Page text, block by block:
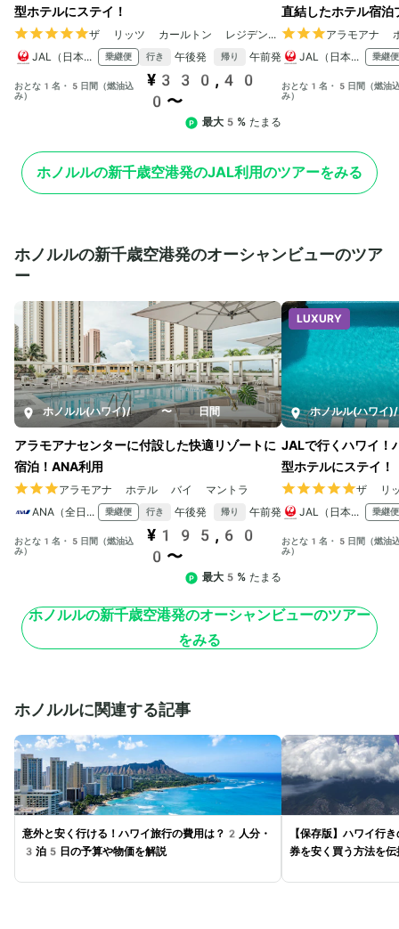
型ホテルにステイ！
ザ リッツ カールトン レジデンス ワイキキビーチ
JAL（日本航空）
乗継便 行き 午後発 帰り 午前発
おとな1名・5日間（燃油込
み）
¥330,40
0〜
最大5% たまる
直結したホテル宿泊
アラモアナ
JAL（日本航空）
乗継便
おとな1名・5日間（燃油
み）
ホノルルの新千歳空港発のJAL利用のツアーをみる
ホノルルの新千歳空港発のオーシャンビューのツア
ー
ホノルル(ハワイ)/ 5〜10日間
アラモアナセンターに付設した快適リゾートに
宿泊！ANA利用
アラモアナ ホテル バイ マントラ
ANA（全日本空輸）
乗継便 行き 午後発 帰り 午前発
おとな1名・5日間（燃油込
み）
¥195,60
0〜
最大5% たまる
LUXURY
ホノルル(ハワイ)/
JALで行くハワイ！
型ホテルにステイ！
ザ リ
JAL（日本航空）
乗継便
おとな1名・5日間（燃油
み）
ホノルルの新千歳空港発のオーシャンビューのツアー
をみる
ホノルルに関連する記事
意外と安く行ける！ハワイ旅行の費用は？2人分・
3泊5日の予算や物価を解説
【保存版】ハワイ行
券を安く買う方法を伝